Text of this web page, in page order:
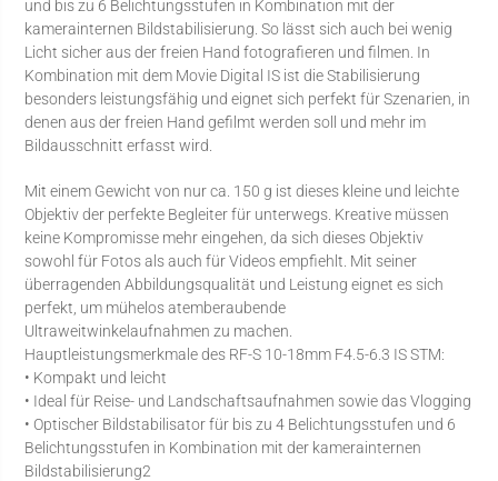
und bis zu 6 Belichtungsstufen in Kombination mit der
kamerainternen Bildstabilisierung. So lässt sich auch bei wenig
Licht sicher aus der freien Hand fotografieren und filmen. In
Kombination mit dem Movie Digital IS ist die Stabilisierung
besonders leistungsfähig und eignet sich perfekt für Szenarien, in
denen aus der freien Hand gefilmt werden soll und mehr im
Bildausschnitt erfasst wird.
Mit einem Gewicht von nur ca. 150 g ist dieses kleine und leichte
Objektiv der perfekte Begleiter für unterwegs. Kreative müssen
keine Kompromisse mehr eingehen, da sich dieses Objektiv
sowohl für Fotos als auch für Videos empfiehlt. Mit seiner
überragenden Abbildungsqualität und Leistung eignet es sich
perfekt, um mühelos atemberaubende
Ultraweitwinkelaufnahmen zu machen.
Hauptleistungsmerkmale des RF-S 10-18mm F4.5-6.3 IS STM:
• Kompakt und leicht
• Ideal für Reise- und Landschaftsaufnahmen sowie das Vlogging
• Optischer Bildstabilisator für bis zu 4 Belichtungsstufen und 6
Belichtungsstufen in Kombination mit der kamerainternen
Bildstabilisierung2